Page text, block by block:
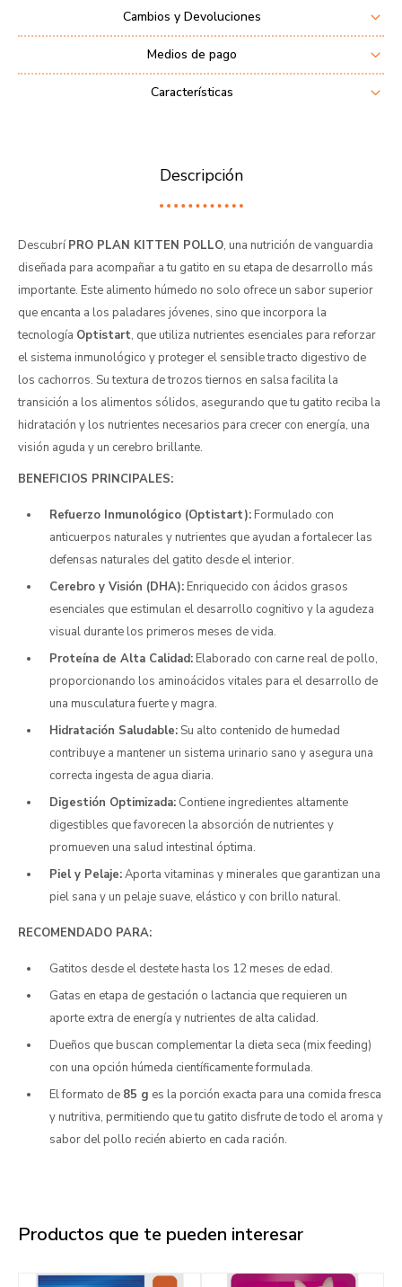
Cambios y Devoluciones
Medios de pago
Características
Descripción
DescubríPRO PLAN KITTEN POLLO, una nutrición de vanguardia
diseñada para acompañar a tu gatito en su etapa de desarrollo más
importante. Este alimento húmedo no solo ofrece un sabor superior
que encanta a los paladares jóvenes, sino que incorpora la
tecnología Optistart, que utiliza nutrientes esenciales para reforzar
el sistema inmunológico y proteger el sensible tracto digestivo de
los cachorros. Su textura de trozos tiernos en salsa facilita la
transición a los alimentos sólidos, asegurando que tu gatito reciba la
hidratación y los nutrientes necesarios para crecer con energía, una
visión aguda y un cerebro brillante.
BENEFICIOS PRINCIPALES:
Refuerzo Inmunológico (Optistart): Formulado con
anticuerpos naturales y nutrientes que ayudan a fortalecer las
defensas naturales del gatito desde el interior.
Cerebro y Visión (DHA): Enriquecido con ácidos grasos
esenciales que estimulan el desarrollo cognitivo y la agudeza
visual durante los primeros meses de vida.
Proteína de Alta Calidad: Elaborado con carne real de pollo,
proporcionando los aminoácidos vitales para el desarrollo de
una musculatura fuerte y magra.
Hidratación Saludable:Su alto contenido de humedad
contribuye a mantener un sistema urinario sano y asegura una
correcta ingesta de agua diaria.
Digestión Optimizada: Contiene ingredientes altamente
digestibles que favorecen la absorción de nutrientes y
promueven una salud intestinal óptima.
Piel y Pelaje:Aporta vitaminas y minerales que garantizan una
piel sana y un pelaje suave, elástico y con brillo natural.
RECOMENDADO PARA:
Gatitos desde el destete hasta los 12 meses de edad.
Gatas en etapa de gestación o lactancia que requieren un
aporte extra de energía y nutrientes de alta calidad.
Dueños que buscan complementar la dieta seca (mix feeding)
con una opción húmeda científicamente formulada.
El formato de 85 g es la porción exacta para una comida fresca
y nutritiva, permitiendo que tu gatito disfrute de todo el aroma y
sabor del pollo recién abierto en cada ración.
Productos que te pueden interesar